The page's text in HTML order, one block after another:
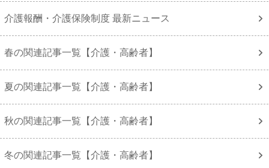
介護報酬・介護保険制度 最新ニュース
春の関連記事一覧【介護・高齢者】
夏の関連記事一覧【介護・高齢者】
秋の関連記事一覧【介護・高齢者】
冬の関連記事一覧【介護・高齢者】